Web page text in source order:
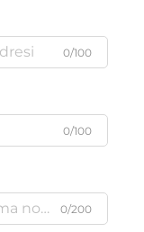
0/100
0/100
0/200